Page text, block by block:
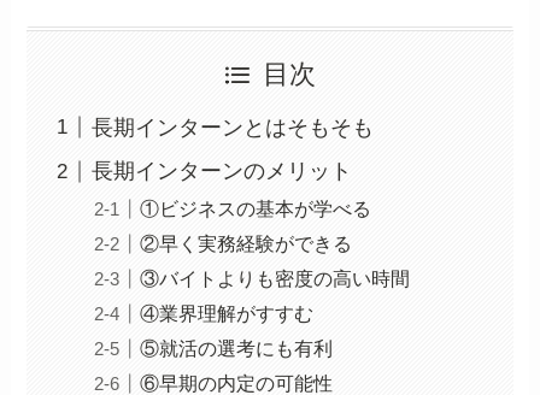
目次
長期インターンとはそもそも
長期インターンのメリット
①ビジネスの基本が学べる
②早く実務経験ができる
③バイトよりも密度の高い時間
④業界理解がすすむ
⑤就活の選考にも有利
⑥早期の内定の可能性